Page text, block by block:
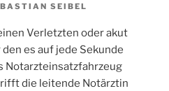
SEIBEL
Verletzten oder akut
es auf jede Sekunde
Notarzteinsatzfahrzeug
die leitende Notärztin